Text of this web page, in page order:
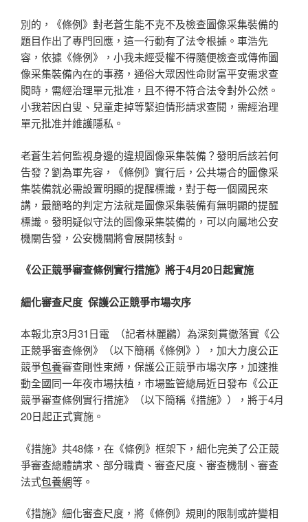
別的，《條例》對老蒼生能不克不及檢查圖像采集裝備的
題目作出了專門回應，這一行動有了法令根據。車浩先
容，依據《條例》，小我未經受權不得隨便檢查或傳佈圖
像采集裝備內在的事務，通俗大眾因性命財富平安需求查
閱時，需經治理單元批准，且不得不符合法令對外公然。
小我若因白叟、兒童走掉等緊迫情形請求查閱，需經治理
單元批准并維護隱私。
老蒼生若何監視身邊的違規圖像采集裝備？發明后該若何
告發？劉為軍先容，《條例》實行后，公共場合的圖像采
集裝備就必需設置明顯的提醒標識，對于每一個國民來
講，最簡略的判定方法就是圖像采集裝備有無明顯的提醒
標識。發明疑似守法的圖像采集裝備的，可以向屬地公安
機關告發，公安機關將會展開核對。
《公正競爭審查條例實行措施》將于4月20日起實施
細化審查尺度 保護公正競爭市場次序
本報北京3月31日電 （記者林麗鸝）為深刻貫徹落實《公
正競爭審查條例》（以下簡稱《條例》），加大力度公正
競爭包養審查剛性束縛，保護公正競爭市場次序，加速推
動全國同一年夜市場扶植，市場監管總局近日發布《公正
競爭審查條例實行措施》（以下簡稱《措施》），將于4月
20日起正式實施。
《措施》共48條，在《條例》框架下，細化完美了公正競
爭審查總體請求、部分職責、審查尺度、審查機制、審查
法式包養網等。
《措施》細化審查尺度，將《條例》規則的限制或許變相